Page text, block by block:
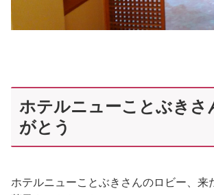
ホテルニューことぶきさ
がとう
ホテルニューことぶきさんのロビー、来